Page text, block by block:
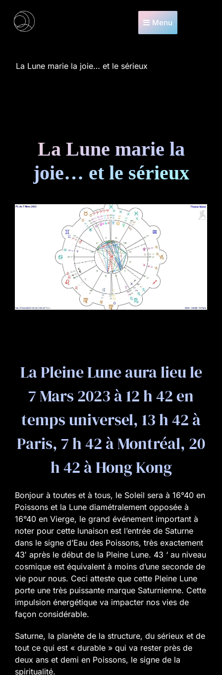
Menu
La Lune marie la joie… et le sérieux
La Lune marie la
joie… et le sérieux
La Pleine Lune aura lieu le
7 Mars 2023 à 12 h 42 en
temps universel, 13 h 42 à
Paris, 7 h 42 à Montréal, 20
h 42 à Hong Kong
Bonjour à toutes et à tous, le Soleil sera à 16°40 en
Poissons et la Lune diamétralement opposée à
16°40 en Vierge, le grand événement important à
noter pour cette lunaison est l’entrée de Saturne
dans le signe d’Eau des Poissons, très exactement
43′ après le début de la Pleine Lune. 43 ‘ au niveau
cosmique est équivalent à moins d’une seconde de
vie pour nous. Ceci atteste que cette Pleine Lune
porte une très puissante marque Saturnienne. Cette
impulsion énergétique va impacter nos vies de
façon considérable.
Saturne, la planète de la structure, du sérieux et de
tout ce qui est « durable » qui va rester près de
deux ans et demi en Poissons, le signe de la
spiritualité.